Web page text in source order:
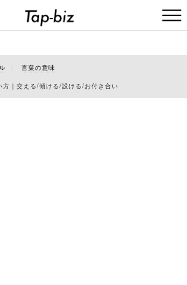
言葉の意味
方｜交える/傾ける/設ける/お付き合い